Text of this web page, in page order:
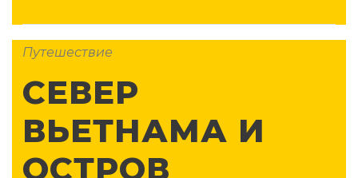
Путешествие
СЕВЕР
ВЬЕТНАМА И
ОСТРОВ